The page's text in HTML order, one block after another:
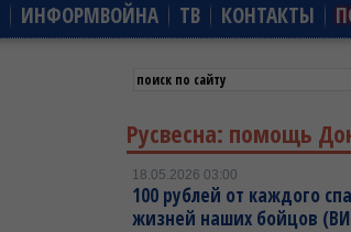
ИНФОРМВОЙНА ТВ КОНТАКТЫ
Русвесна: помощь
18.05.2026 03:00
100 рублей от каждого
жизней наших бойцов